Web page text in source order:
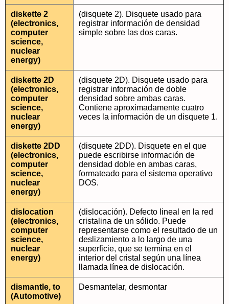
diskette 2
(electronics,
computer
science,
nuclear
energy)
(disquete 2). Disquete usado para
registrar información de densidad
simple sobre las dos caras.
diskette 2D
(electronics,
computer
science,
nuclear
energy)
(disquete 2D). Disquete usado para
registrar información de doble
densidad sobre ambas caras.
Contiene aproximadamente cuatro
veces la información de un disquete 1.
diskette 2DD
(electronics,
computer
science,
nuclear
energy)
(disquete 2DD). Disquete en el que
puede escribirse información de
densidad doble en ambas caras,
formateado para el sistema operativo
DOS.
dislocation
(electronics,
computer
science,
nuclear
energy)
(dislocación). Defecto lineal en la red
cristalina de un sólido. Puede
representarse como el resultado de un
deslizamiento a lo largo de una
superficie, que se termina en el
interior del cristal según una línea
llamada línea de dislocación.
dismantle, to
(Automotive)
Desmantelar, desmontar